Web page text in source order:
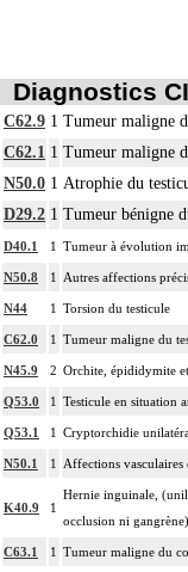
Diagnostics
C62.9 1 Tumeur maligne
C62.1 1 Tumeur maligne
N50.0 1 Atrophie du
D29.2 1 Tumeur bénigne
D40.1 1 Tumeur à évolution
N50.8 1 Autres affections
N44 1 Torsion du testicule
C62.0 1 Tumeur maligne du
N45.9 2 Orchite, épididymite
Q53.0 1 Testicule en situation
Q53.1 1 Cryptorchidie
N50.1 1 Affections vasculaires
K40.9 1
Hernie inguinale,
occlusion ni gangrène)
C63.1 1 Tumeur maligne du